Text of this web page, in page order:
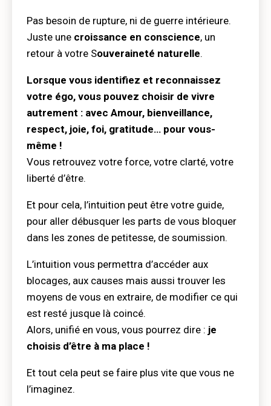
Pas besoin de rupture, ni de guerre intérieure.
Juste une croissance en conscience, un
retour à votre Souveraineté naturelle.
Lorsque vous identifiez et reconnaissez
votre égo, vous pouvez choisir de vivre
autrement : avec Amour, bienveillance,
respect, joie, foi, gratitude… pour vous-
même !
Vous retrouvez votre force, votre clarté, votre
liberté d’être.
Et pour cela, l’intuition peut être votre guide,
pour aller débusquer les parts de vous bloquer
dans les zones de petitesse, de soumission.
L’intuition vous permettra d’accéder aux
blocages, aux causes mais aussi trouver les
moyens de vous en extraire, de modifier ce qui
est resté jusque là coincé.
Alors, unifié en vous, vous pourrez dire : je
choisis d’être à ma place !
Et tout cela peut se faire plus vite que vous ne
l’imaginez.